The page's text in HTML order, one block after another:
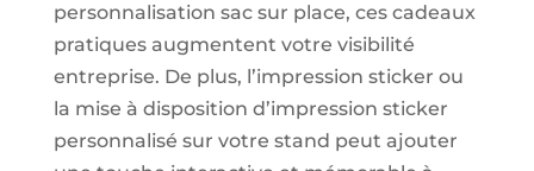
personnalisation sac sur place, ces cadeaux
pratiques augmentent votre visibilité
entreprise. De plus, l’impression sticker ou
la mise à disposition d’impression sticker
personnalisé sur votre stand peut ajouter